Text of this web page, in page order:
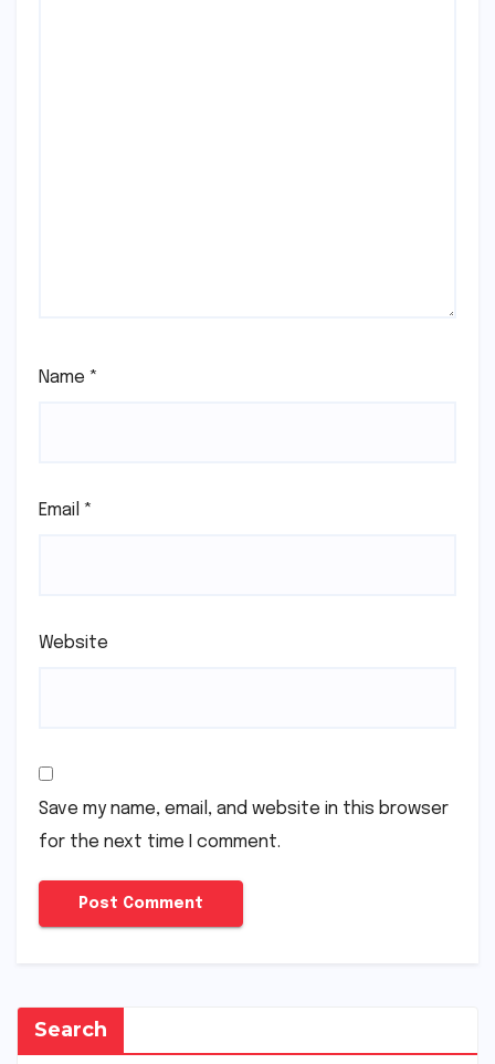
Name *
Email *
Website
Save my name, email, and website in this browser
for the next time I comment.
Search